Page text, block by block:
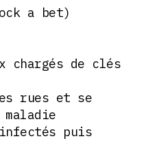
a bet)
chargés de clés
rues et se
maladie
puis